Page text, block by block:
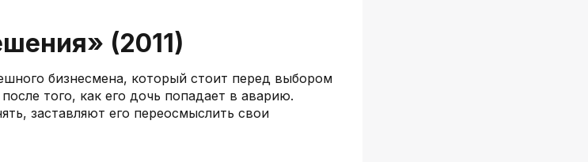
(2011)
бизнесмена, который стоит перед выбором
того, как его дочь попадает в аварию.
заставляют его переосмыслить свои